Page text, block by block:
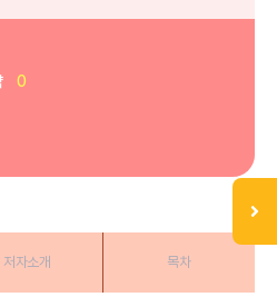
0
저자소개 목차